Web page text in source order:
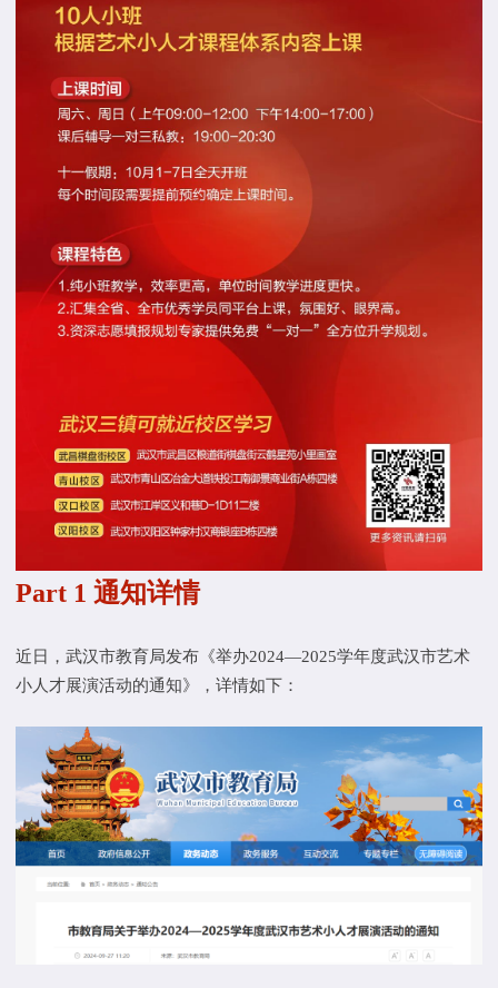
Part 1 通知详情
近日，武汉市教育局发布《举办2024—2025学年度武汉市艺术
小人才展演活动的通知》，详情如下：